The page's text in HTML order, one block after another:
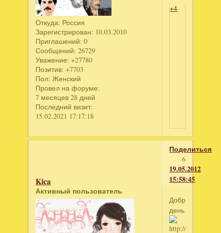
Откуда: Россия
Зарегистрирован: 10.03.2010
Приглашений: 0
Сообщений: 26729
Уважение: +27780
Позитив: +7703
Пол: Женский
Провел на форуме:
7 месяцев 28 дней
Последний визит:
15.02.2021 17:17:18
+4
Поделиться
6
19.05.2012
15:58:45
Kica
Активный пользователь
Добрый
день